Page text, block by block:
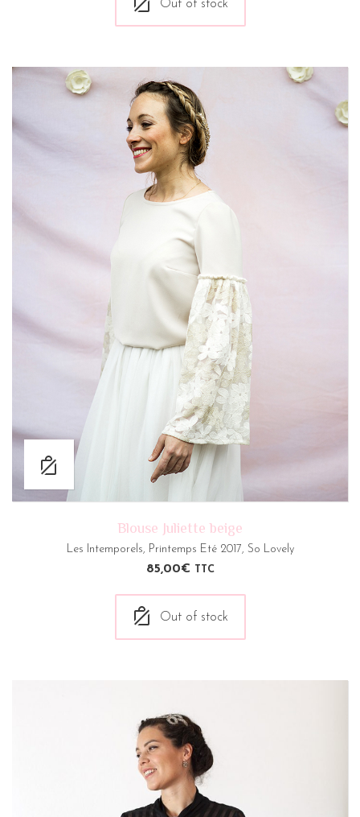
Out of stock
Blouse Juliette beige
Les Intemporels, Printemps Eté 2017, So Lovely
85,00€ TTC
Out of stock